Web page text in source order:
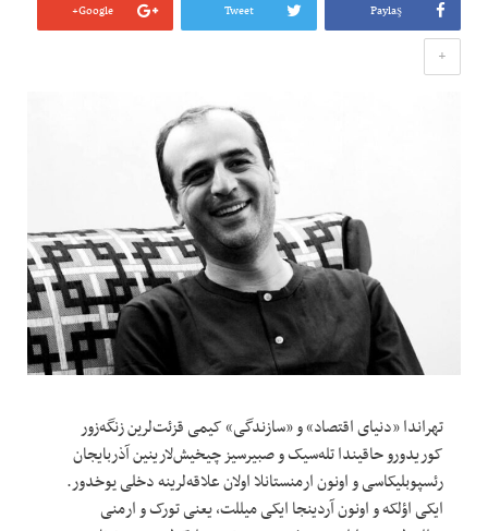
Paylaş
Tweet
Google+
+
تهراندا «دنیای اقتصاد» و «سازندگی» کیمی قزئت‌لرین زنگه‌زور
کوریدورو حاقیندا تله‌سیک و صبیرسیز چیخیش‌لارینین آذربایجان
رئسپوبلیکاسی و اونون ارمنستانلا اولان علاقه‌لرینه دخلی یوخدور.
ایکی اؤلکه و اونون آردینجا ایکی میللت، یعنی تورک و ارمنی